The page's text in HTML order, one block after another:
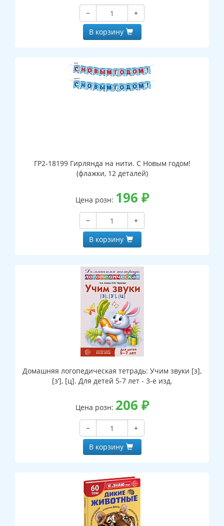
−
+
В корзину
ГР2-18199 Гирлянда на нити. С Новым годом!
(флажки, 12 деталей)
Цена розн: 196 ₽
−
+
В корзину
Домашняя логопедическая тетрадь: Учим звуки [з],
[з’], [ц]. Для детей 5-7 лет - 3-е изд.
Цена розн: 206 ₽
−
+
В корзину